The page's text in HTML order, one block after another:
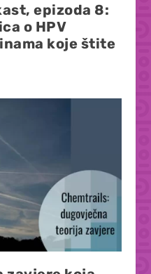
epizoda 8:
o HPV
koje štite